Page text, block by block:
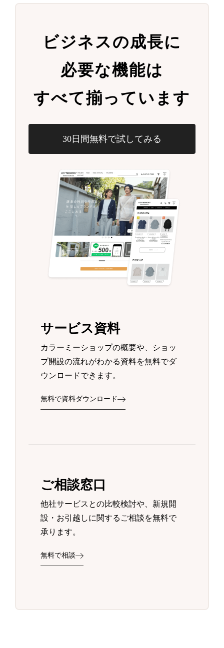
ビジネスの成長に
必要な機能は
すべて揃っています
30日間無料で試してみる
サービス資料
カラーミーショップの概要や、ショッ
プ開設の流れがわかる資料を無料でダ
ウンロードできます。
無料で資料ダウンロード
ご相談窓口
他社サービスとの比較検討や、新規開
設・お引越しに関するご相談を無料で
承ります。
無料で相談